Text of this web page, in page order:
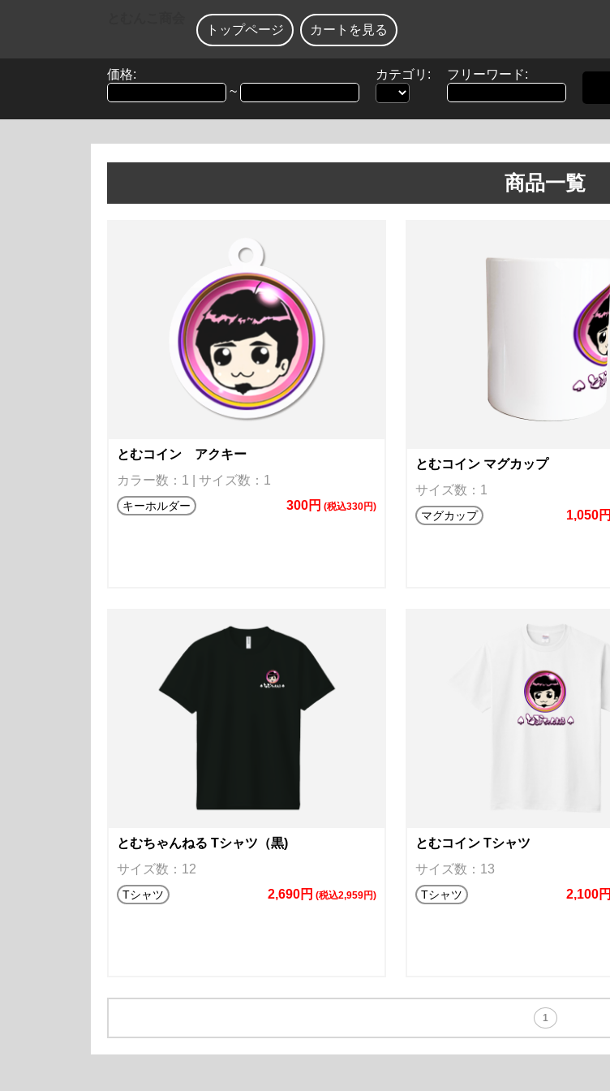
トップページ
カートを見る
価格:
~
カテゴリ:
フリーワード:
商品一覧
とむコイン アクキー
カラー数：1 | サイズ数：1
キーホルダー 300円 (税込330円)
とむコイン マグカップ
サイズ数：1
マグカップ 1,050円
とむちゃんねる Tシャツ（黒)
サイズ数：12
Tシャツ 2,690円 (税込2,959円)
とむコイン Tシャツ
サイズ数：13
Tシャツ 2,100円
1